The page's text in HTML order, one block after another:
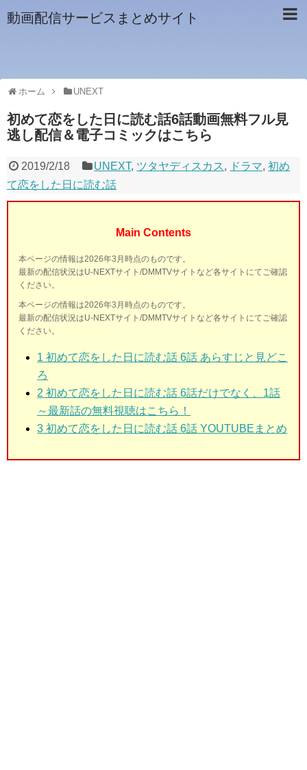
動画配信サービスまとめサイト
ホーム UNEXT
初めて恋をした日に読む話6話動画無料フル見
逃し配信＆電子コミックはこちら
2019/2/18 UNEXT, ツタヤディスカス, ドラマ,初め
て恋をした日に読む話
Main Contents
本ページの情報は2026年3月時点のものです。
最新の配信状況はU-NEXTサイト/DMMTVサイトなど各サイトにてご確認
ください。
本ページの情報は2026年3月時点のものです。
最新の配信状況はU-NEXTサイト/DMMTVサイトなど各サイトにてご確認
ください。
1 初めて恋をした日に読む話 6話 あらすじと見どこ
ろ
2 初めて恋をした日に読む話 6話だけでなく、1話
～最新話の無料視聴はこちら！
3 初めて恋をした日に読む話 6話 YOUTUBEまとめ